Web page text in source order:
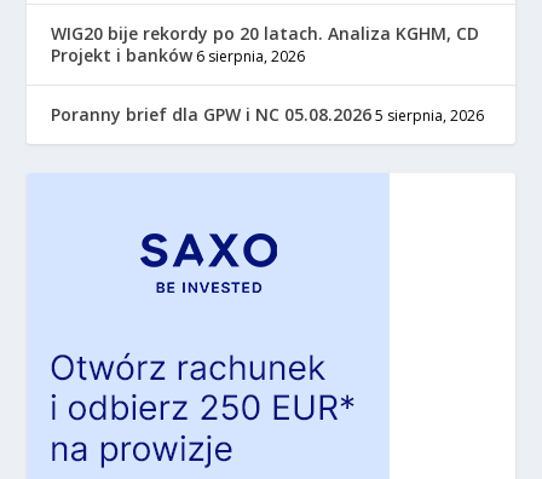
WIG20 bije rekordy po 20 latach. Analiza KGHM, CD
Projekt i banków 6 sierpnia, 2026
Poranny brief dla GPW i NC 05.08.2026 5 sierpnia, 2026